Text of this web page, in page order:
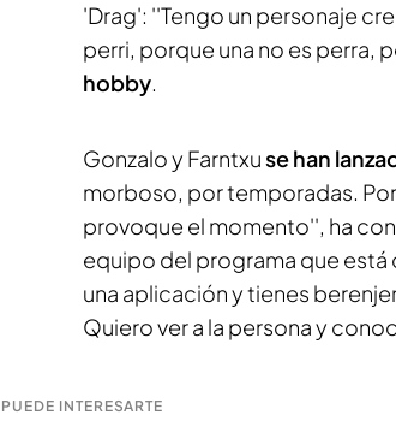
'Drag': ''Tengo un personaje
perri, porque una no es perra,
hobby.
Gonzalo y Farntxuse han
morboso, por temporadas.
provoque el momento'', ha
equipo del programa que
una aplicación y tienes
Quiero ver a la persona y
PUEDE INTERESARTE